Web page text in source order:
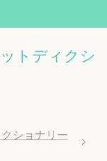
トディクシ
ショナリー